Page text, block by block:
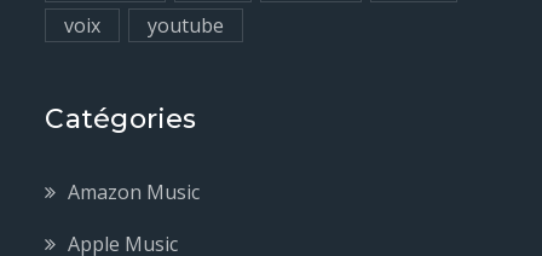
voix
youtube
Catégories
Amazon Music
Apple Music